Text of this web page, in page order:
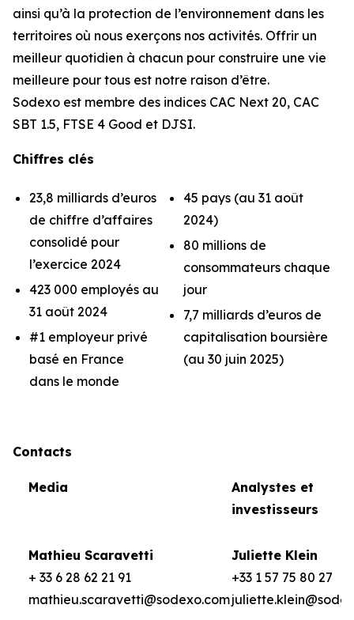
ainsi qu’à la protection de l’environnement dans les
territoires où nous exerçons nos activités. Offrir un
meilleur quotidien à chacun pour construire une vie
meilleure pour tous est notre raison d’être.
Sodexo est membre des indices CAC Next 20, CAC
SBT 1.5, FTSE 4 Good et DJSI.
Chiffres clés
23,8 milliards d’euros
de chiffre d’affaires
consolidé pour
l’exercice 2024
423 000 employés au
31 août 2024
#1 employeur privé
basé en France
dans le monde
45 pays (au 31 août
2024)
80 millions de
consommateurs chaque
jour
7,7 milliards d’euros de
capitalisation boursière
(au 30 juin 2025)
Contacts
Media
Analystes et
investisseurs
Mathieu Scaravetti
+ 33 6 28 62 21 91
mathieu.scaravetti@sodexo.com
Juliette Klein
+33 1 57 75 80 27